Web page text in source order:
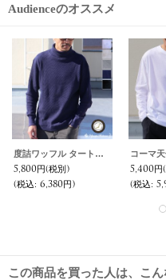
Audienceのオススメ
度詰ワッフル タートルネック フィンガーホール L/S【MADE IN JAPAN】『日本製』/ Upscape Audience
5,800円(税別)
(税込: 6,380円)
5,400円
(税込:
この商品を買った人は、こ